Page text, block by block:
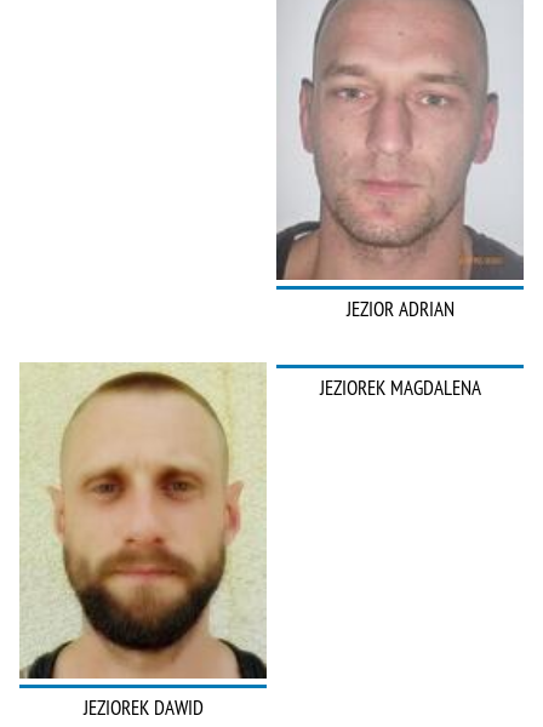
JEZIOR ADRIAN
JEZIOREK DAWID
JEZIOREK MAGDALENA